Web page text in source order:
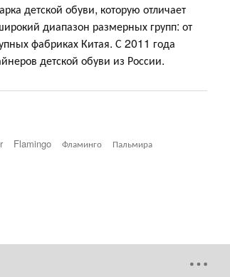
детской обуви, которую отличает
диапазон размерных групп: от
фабриках Китая. С 2011 года
детской обуви из России.
Flamingo Фламинго
Пальмира